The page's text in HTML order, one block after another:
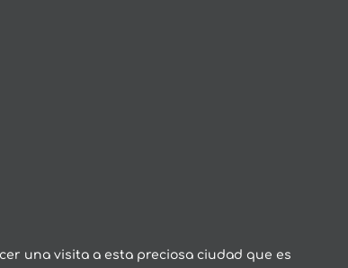
una visita a esta preciosa ciudad que es